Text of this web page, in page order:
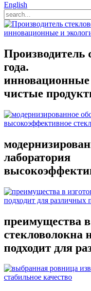
English
Производитель
года.
инновационные
чистые
лаборатория
преимущества
стекловолокна
подходит для